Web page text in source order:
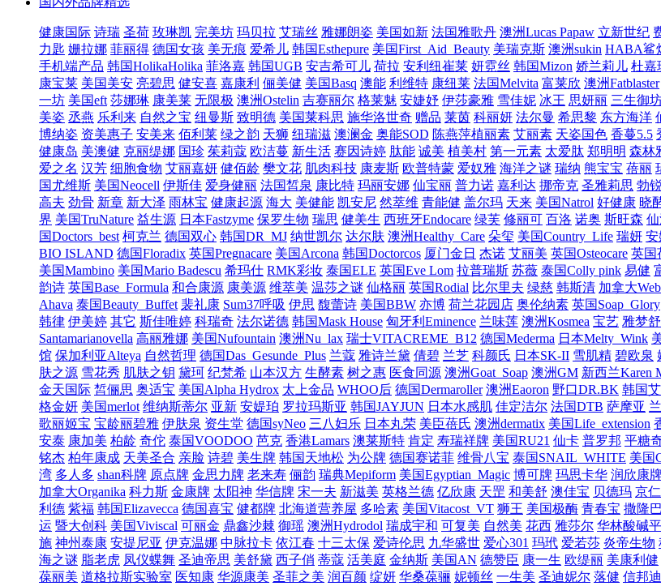
健康国际 诗瑞 圣荷 玫琳凯 完美坊 玛贝拉 艾瑞丝 雅娜朗姿 美国如新 法国雅歌丹 澳洲Lucas Papaw 立新世纪
力匙 姗拉娜 菲丽得 德国女孩 美无痕 爱希儿 韩国Esthepure 美国First_Aid_Beauty 美瑞克斯 澳洲sukin HABA鲨
手机端产品 韩国HolikaHolika 菲洛嘉 韩国UGB 安吉希可儿 荷拉 安利纽崔莱 妍霓丝 韩国Mizon 娇兰莉儿 杜嘉
康宝莱 美国美安 亮碧思 健安喜 嘉康利 俪美健 美国Basq 澳能 利维特 康纽莱 法国Melvita 富莱欣 澳洲Fatblaster
一坊 美国eft 莎娜琳 康美莱 无限极 澳洲Ostelin 吉赛丽尔 格莱魅 安婕妤 伊莎豪雅 雪佳妮 冰王 思妍丽 三生御
美姿 丞燕 乐利来 自然之宝 纽曼斯 致明德 美国莱科思 施华洛世奇 赠品 莱茵 科丽妍 法尔曼 希思黎 东方海洋
博纳姿 资美惠子 安美来 佰利莱 绿之韵 天狮 纽瑞滋 澳澜金 奥能SOD 陈燕萍植丽素 艾丽素 天姿国色 香蔓5.5
健康岛 美澳健 克丽缇娜 国珍 茱莉蔻 欧洁蔓 新生活 赛因诗婷 肽能 诚美 植美村 第一元素 太爱肽 郑明明 森林
爱之名 汉芳 细胞食物 艾丽嘉妍 健佰龄 樊文花 肌肉科技 康麦斯 欧普特蒙 爱奴雅 海洋之谜 瑞纳 熊宝宝 蓓丽
国尤维斯 美国Neocell 伊斯佳 爱身健丽 法国皙泉 康比特 玛丽安娜 仙宝丽 普力诺 嘉利达 挪帝克 圣雅莉思 勃
高夫 劲骨 新章 新大泽 雨林宝 健康起源 海大 美健能 凯安尼 然萃维 青能健 盖尔玛 天来 美国Natrol 好健康 晓
界 美国TruNature 益生源 日本Fastzyme 保罗生物 瑞思 健美生 西班牙Endocare 绿芙 修丽可 百洛 诺奥 斯旺森
国Doctors_best 柯克兰 德国双心 韩国DR_MJ 纳世凯尔 达尔肤 澳洲Healthy_Care 朵玺 美国Country_Life 瑞妍 安
BIO ISLAND 德国Floradix 英国Pregnacare 美国Arcona 韩国Doctorcos 厦门金日 杰诺 艾丽美 英国Osteocare 英国
美国Mambino 美国Mario Badescu 希玛仕 RMK彩妆 泰国ELE 英国Eve Lom 拉普瑞斯 苏薇 泰国Colly pink 易健
韵诗 英国Base_Formula 和合康源 康美源 维萃美 温莎之谜 仙格丽 英国Rodial 比尔里夫 绿慈 韩斯清 加拿大
Ahava 泰国Beauty_Buffet 裴礼康 Sum37呼吸 伊思 馥蕾诗 美国BBW 亦博 荷兰花园店 奥伦纳素 英国Soap_Glory
韩律 伊美婷 其它 斯佳唯婷 科瑞奇 法尔诺德 韩国Mask House 匈牙利Eminence 兰味莲 澳洲Kosmea 宝艺 雅梦舒
Santamarianovella 高丽雅娜 美国Nufountain 澳洲Nu_lax 瑞士VITACREME_B12 德国Mederma 日本Melty_Wink
馆 保加利亚Alteya 自然哲理 德国Das_Gesunde_Plus 兰蔻 雅诗兰黛 倩碧 兰芝 科颜氏 日本SK-II 雪肌精 碧欧泉
肤之源 雪花秀 肌肤之钥 黛珂 纪梵希 山本汉方 生酵素 树之惠 医食同源 澳洲Goat_Soap 澳洲GM 新西兰Karen
金天国际 皙俪思 奥适宝 美国Alpha Hydrox 太上金品 WHOO后 德国Dermaroller 澳洲Eaoron 野口DR.BK 韩国
格金妍 美国merlot 维纳斯蒂尔 亚新 安媞珀 罗拉玛斯亚 韩国JAYJUN 日本水感肌 佳定洁尔 法国DTB 萨摩亚
歌丽姬宝 宝龄丽碧雅 伊肤泉 资生堂 德国syNeo 三八妇乐 日本丸荣 美臣蓓氏 澳洲dermatix 美国Life_extension
安泰 康加美 柏龄 奇佗 泰国VOODOO 芭克 香港Lamars 澳莱斯特 肯定 寿瑞祥牌 美国RU21 仙卡 普罗邦 平糖
铭杰 柏年康成 天美圣合 亲脸 诗碧 美生牌 韩国天地松 为公牌 德国赛诺菲 维骨八宝 泰国SNAIL_WHITE 美国
湾 多人多 shan科牌 原点牌 金思力牌 老来寿 俪韵 瑞典Mepiform 美国Egyptian_Magic 博可牌 玛思卡华 润欣康
加拿大Organika 科力斯 金康牌 太阳神 华信牌 宋一夫 新滋美 英格兰德 亿欣康 天罡 和美舒 澳佳宝 贝德玛 京
利德 紫福 韩国Elizavecca 德国喜宝 健都牌 北海道营养屋 多哈素 美国Vitacost_VT 狮王 美国极酶 青春宝 撒隆
运 暨大创科 美国Viviscal 可丽金 鼎鑫沙棘 御瑶 澳洲Hydrodol 瑞成宇和 可复美 自然美 花西 雅莎尔 华林酸碱平
施 神州泰康 安提尼亚 伊克温娜 中脉拉卡 依江春 十三太保 爱诗伦思 九华盛世 爱心301 玛玳 爱若莎 炎帝生物
海之谜 脂老虎 凤仪蝶舞 圣迪帝思 美舒黛 西子俏 蒂蔻 活美庭 金纳斯 美国AN 德赞臣 康一生 欧缇丽 美康利健
葆丽美 道格拉斯实验室 医知康 华源康美 圣菲之美 润百颜 绽妍 华桑葆骊 妮顿丝 一生美 圣迪妮尔 落健 信邦